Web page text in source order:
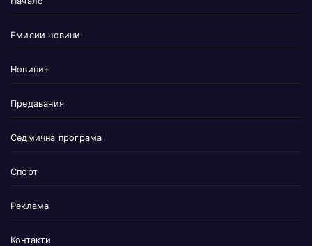
Емисии новини
Новини+
Предавания
Седмична програма
Спорт
Реклама
Контакти